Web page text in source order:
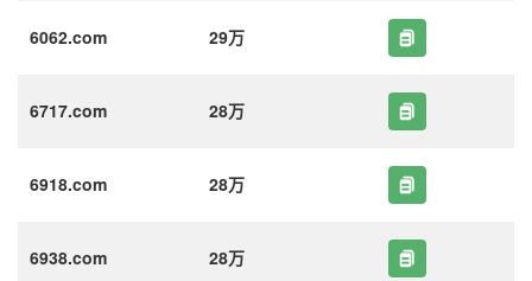
6062.com 29万
6717.com 28万
6918.com 28万
6938.com 28万